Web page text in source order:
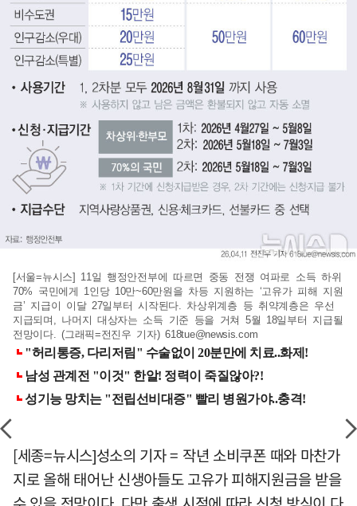
[서울=뉴시스] 11일 행정안전부에 따르면 중동 전쟁 여파로 소득 하위
70% 국민에게 1인당 10만~60만원을 차등 지원하는 ‘고유가 피해 지원
금’ 지급이 이달 27일부터 시작된다. 차상위계층 등 취약계층은 우선
지급되며, 나머지 대상자는 소득 기준 등을 거쳐 5월 18일부터 지급될
전망이다. (그래픽=전진우 기자)618tue@newsis.com
[세종=뉴시스]성소의 기자 = 작년 소비쿠폰 때와 마찬가
지로 올해 태어난 신생아들도 고유가 피해지원금을 받을